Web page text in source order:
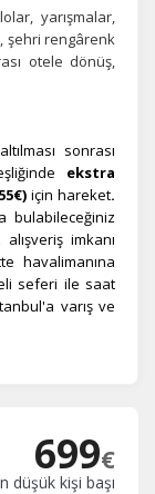
için
olarak
yarışmalar,
şehri rengârenk
otele dönüş,
sonrası
ekstra
için hareket.
bulabileceğiniz
imkanı
havalimanına
seferi ile saat
varış ve
699€
düşük kişi başı